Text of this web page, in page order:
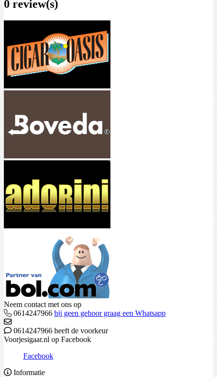
0 review(s)
Neem contact met ons op
0614247966 bij geen gehoor graag een Whatsapp
0614247966 heeft de voorkeur
Voorjesigaar.nl op Facebook
Facebook
Informatie